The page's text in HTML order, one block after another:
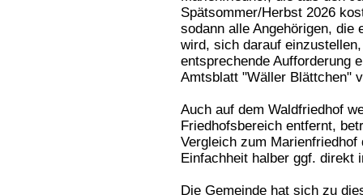
Spätsommer/Herbst 2026
sodann alle Angehörigen, die
wird, sich darauf
entsprechende Aufforderung
Amtsblatt "Wäller Blättchen"
Auch auf dem Waldfriedhof
Friedhofsbereich entfernt,
Vergleich zum
Einfachheit halber ggf. direkt
Die Gemeinde hat sich zu